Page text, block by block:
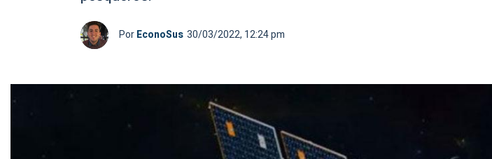
PorEconoSus 30/03/2022, 12:24 pm